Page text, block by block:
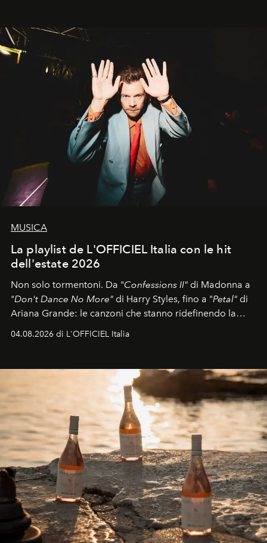
uno dei documenti più contemporanei che abbiamo.
MUSICA
La playlist de L'OFFICIEL Italia con le hit
dell'estate 2026
Non solo tormentoni. Da "Confessions II" di Madonna a
"Don't Dance No More" di Harry Styles, fino a "Petal" di
Ariana Grande: le canzoni che stanno ridefinendo la
04.08.2026 di L'OFFICIEL Italia